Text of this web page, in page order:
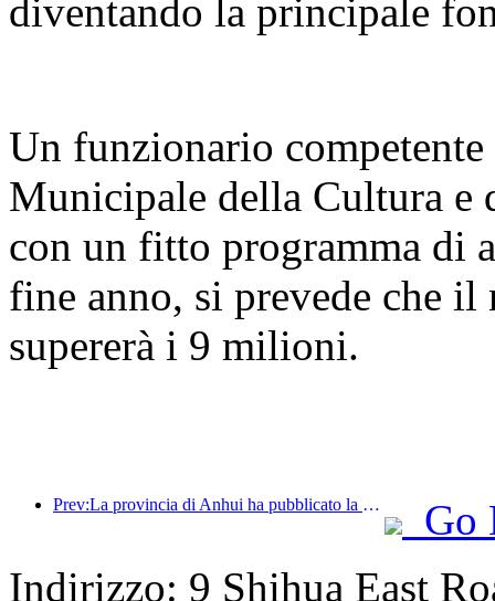
diventando la principale
Un funzionario
Municipale della Cultura e
con un fitto programma di
fine anno, si prevede che
supererà i 9 milioni.
Prev:La provincia di Anhui ha pubblicato la proposta del '15° piano quinquennale', con l'obiettivo di trasformare l'industria del turismo culturale in un settore fondamentale.
Go
Indirizzo: 9 Shihua East